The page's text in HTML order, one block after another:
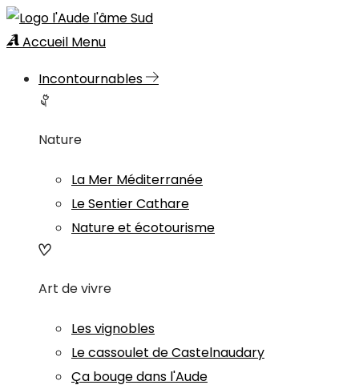
Accueil Menu
Incontournables
Nature
La Mer Méditerranée
Le Sentier Cathare
Nature et écotourisme
Art de vivre
Les vignobles
Le cassoulet de Castelnaudary
Ça bouge dans l'Aude